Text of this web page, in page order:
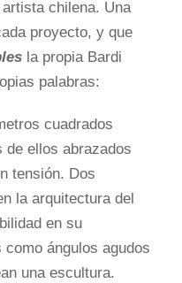
chilena. Una
proyecto, y que
la propia Bardi
palabras:
cuadrados
de ellos abrazados
tensión. Dos
la arquitectura del
en su
ángulos agudos
una escultura.